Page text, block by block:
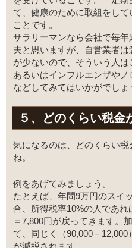
て、健康のために取組をし
ことです。
サラリーマンなら会社で毎
夫と思いますが、自営業者
が少ないので、そういう人は
あるいはインフルエンザや
などしてみてはいかがでしょ
５、どのくらい税金
気になるのは、どのくらい
ね。
例をあげてみましょう。
たとえば、年間9万円のスイ
合、所得税率10%の人であれ
＝7,800円が戻ってきます。
て、同じく（90,000－
が減税されます。